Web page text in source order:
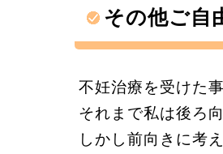
その他ご自
不妊治療を受けた
それまで私は後ろ
しかし前向きに考